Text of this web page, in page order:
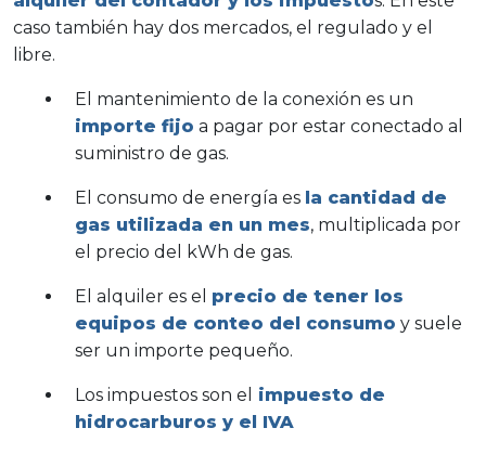
caso también hay dos mercados, el regulado y el
libre.
El mantenimiento de la conexión es un
importe fijo a pagar por estar conectado al
suministro de gas.
El consumo de energía es la cantidad de
gas utilizada en un mes, multiplicada por
el precio del kWh de gas.
El alquiler es el precio de tener los
equipos de conteo del consumo y suele
ser un importe pequeño.
Los impuestos son el
impuesto de
hidrocarburos y el IVA